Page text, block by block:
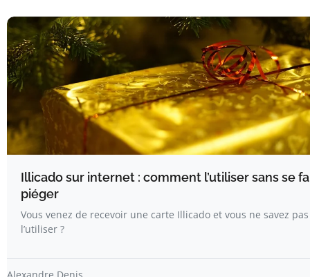
Illicado sur internet : comment l’utiliser sans se
piéger
Vous venez de recevoir une carte Illicado et vous ne savez
l’utiliser ?